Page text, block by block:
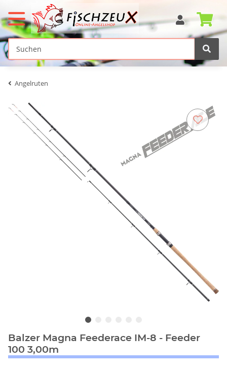
Angelruten
Balzer Magna Feederace IM-8 - Feeder
100 3,00m